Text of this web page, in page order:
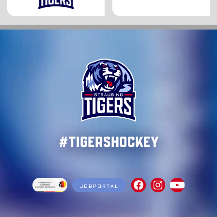
#TigersHockey
JOBPORTAL